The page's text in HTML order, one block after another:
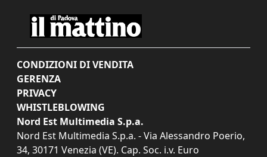
CONDIZIONI DI VENDITA
GERENZA
PRIVACY
WHISTLEBLOWING
Nord Est Multimedia S.p.a.
Nord Est Multimedia S.p.a. - Via Alessandro Poerio,
34, 30171 Venezia (VE). Cap. Soc. i.v. Euro